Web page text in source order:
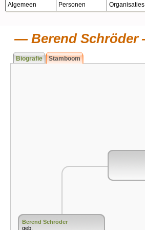
Algemeen Personen Organisaties
Berend Schröder
Biografie Stamboom
Berend Schröder
geb.